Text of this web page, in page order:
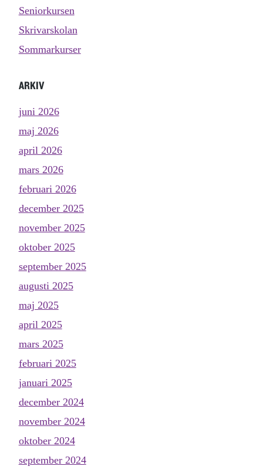
Seniorkursen
Skrivarskolan
Sommarkurser
ARKIV
juni 2026
maj 2026
april 2026
mars 2026
februari 2026
december 2025
november 2025
oktober 2025
september 2025
augusti 2025
maj 2025
april 2025
mars 2025
februari 2025
januari 2025
december 2024
november 2024
oktober 2024
september 2024